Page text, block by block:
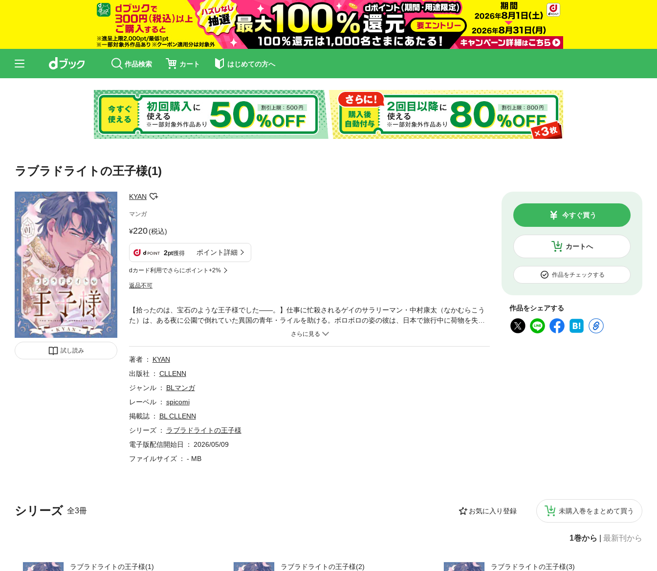
作品検索 カート はじめての方へ
ラブラドライトの王子様(1)
試し読み
KYAN
マンガ
220(税込)
2pt獲得 ポイント詳細
dカード利用でさらにポイント+2%
返品不可
カートへ
今すぐ買う
作品をチェックする
作品をシェアする
シリーズ 全3冊 お気に入り登録 未購入巻をまとめて買う
1巻から 最新刊から
ラブラドライトの王子様(1)
ラブラドライトの王子様(2)
ラブラドライトの王子様(3)
【拾ったのは、宝石のような王子様でした――。】仕事に忙殺されるゲイのサラリーマン・中村康太（なかむらこう
た）は、ある夜に公園で倒れていた異国の青年・ライルを助ける。ボロボロの姿の彼は、日本で旅行中に荷物を失く
して途方に暮れていたという。仕方なくライルを家に連れ帰り、シャワーを貸すと、出てきた彼は目を見張るほどの
【褐色イケメン異国王子×孤独なゲイリーマン】この夜の出会いが2人の運命を変える、身分差ロマンチックラブスト
ーリー
著者
KYAN
出版社
CLLENN
ジャンル
BLマンガ
レーベル
spicomi
掲載誌
BL CLLENN
シリーズ
ラブラドライトの王子様
電子版配信開始日
2026/05/09
ファイルサイズ
- MB